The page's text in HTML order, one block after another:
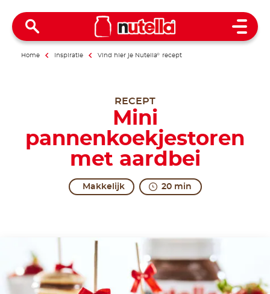
Open
Home Inspiratie Vind hier je Nutella® recept
RECEPT
Mini
pannenkoekjestoren
met aardbei
Makkelijk 20 min